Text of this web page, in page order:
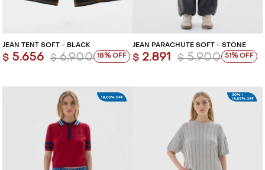
JEAN TENT SOFT - BLACK
$ 5.656 $ 6.900 18
JEAN PARACHUTE SOFT - STONE
$ 2.891 $ 5.900 51